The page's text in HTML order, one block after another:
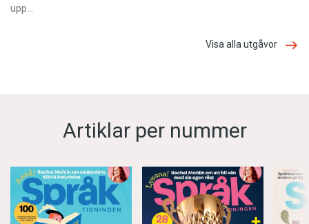
upp…
Visa alla utgåvor
Artiklar per nummer